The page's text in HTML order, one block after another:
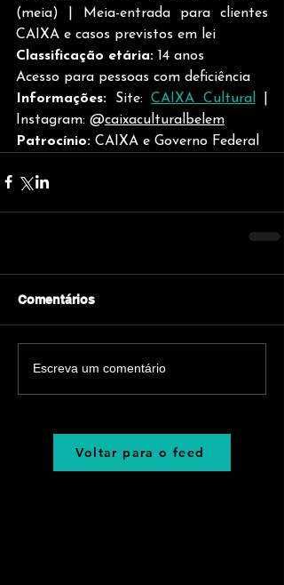
(meia) | Meia-entrada para clientes
CAIXA e casos previstos em lei
Classificação etária: 14 anos
Acesso para pessoas com deficiência
Informações: Site: CAIXA Cultural
Instagram: @caixaculturalbelem
Patrocínio: CAIXA e Governo Federal
Comentários
Escreva um comentário
Voltar para o feed